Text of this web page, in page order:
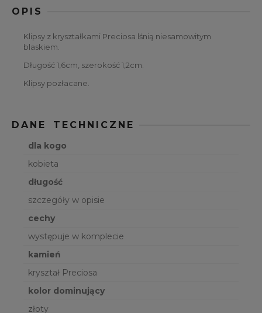
OPIS
Klipsy z kryształkami Preciosa lśnią niesamowitym
blaskiem.
Długość 1,6cm, szerokość 1,2cm.
Klipsy pozłacane.
DANE TECHNICZNE
dla kogo
kobieta
długość
szczegóły w opisie
cechy
występuje w komplecie
kamień
kryształ Preciosa
kolor dominujący
złoty